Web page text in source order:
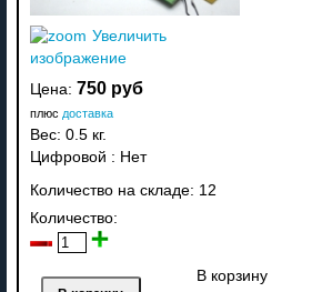
Увеличить
изображение
Цена: 750 руб
плюс доставка
Вес: 0.5 кг.
Цифровой : Нет
Количество на складе: 12
Количество:
В корзину